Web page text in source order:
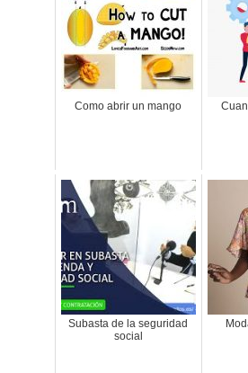
Como abrir un mango
Subasta de la seguridad
social